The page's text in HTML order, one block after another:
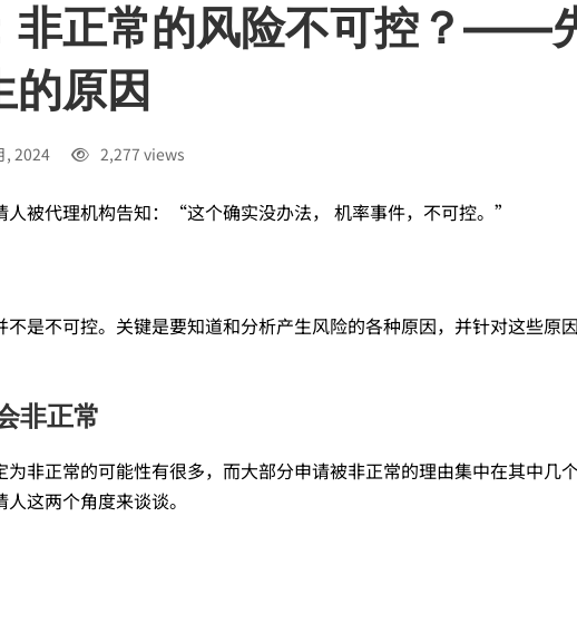
非正常的风险不可控？——
的原因
, 2024 2,277 views
人被代理机构告知：“这个确实没办法， 机率事件，不可控。”
是不可控。关键是要知道和分析产生风险的各种原因，并针对这些原
非正常
非正常的可能性有很多，而大部分申请被非正常的理由集中在其中几
这两个角度来谈谈。